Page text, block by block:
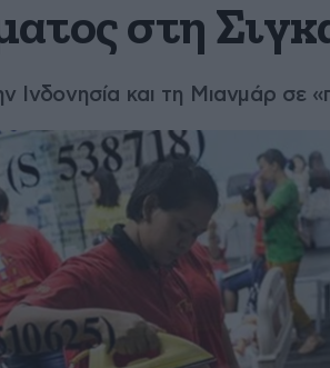
στη
Ινδονησία και τη Μιανμάρ σε